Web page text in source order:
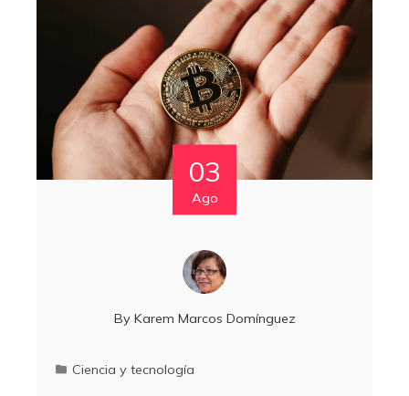
03
Ago
By Karem Marcos Domínguez
Ciencia y tecnología